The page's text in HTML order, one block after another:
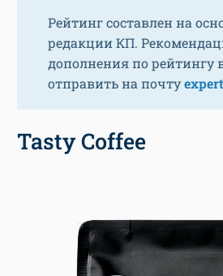
Рейтинг составлен на
редакции КП.
дополнения по рейтингу
отправить на почту
Tasty Coffee